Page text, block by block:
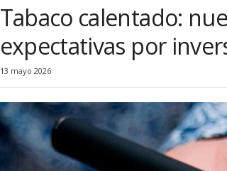
Tabaco calentado:
expectativas por
13 mayo 2026